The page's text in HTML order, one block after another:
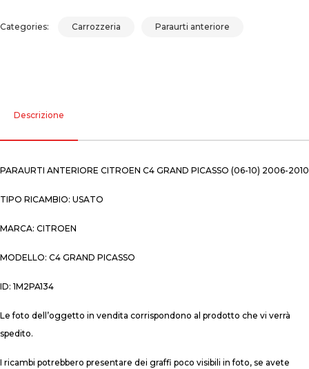
Categories: Carrozzeria Paraurti anteriore
Descrizione
PARAURTI ANTERIORE CITROEN C4 GRAND PICASSO (06-10) 2006-2010
TIPO RICAMBIO: USATO
MARCA: CITROEN
MODELLO: C4 GRAND PICASSO
ID: 1M2PA134
Le foto dell’oggetto in vendita corrispondono al prodotto che vi verrà
spedito.
I ricambi potrebbero presentare dei graffi poco visibili in foto, se avete